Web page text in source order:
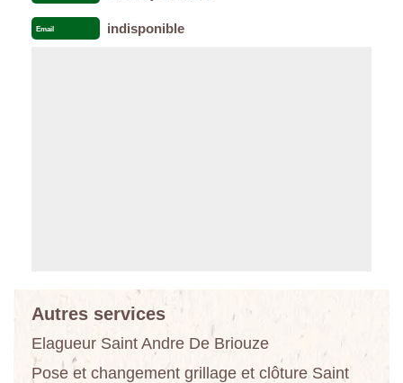
Email indisponible
Autres services
Elagueur Saint Andre De Briouze
Pose et changement grillage et clôture Saint